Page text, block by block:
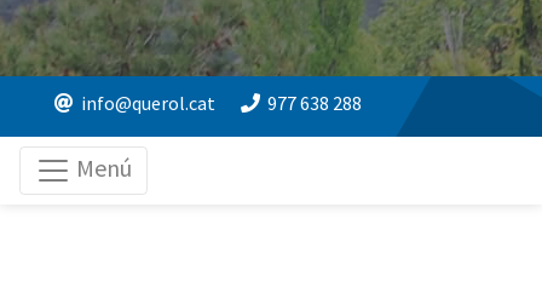
info@querol.cat 977 638 288
Menú